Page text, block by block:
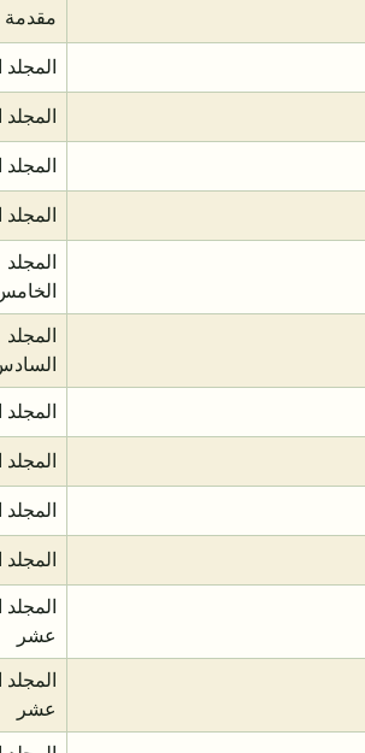
مقدمة
المجلد
المجلد
المجلد
المجلد
المجلد
المجلد
المجلد
المجلد
المجلد
المجلد
عشر
المجلد
عشر